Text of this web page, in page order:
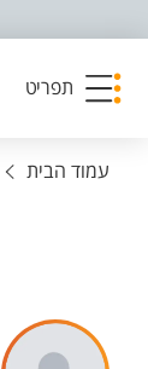
תפריט
עמוד הבית